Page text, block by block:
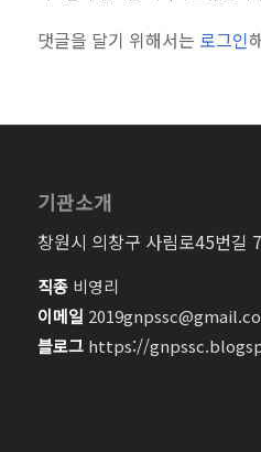
댓글을 달기 위해서는 로그인
기관소개
창원시 의창구 사림로45번길
직종 비영리
이메일
블로그 https://